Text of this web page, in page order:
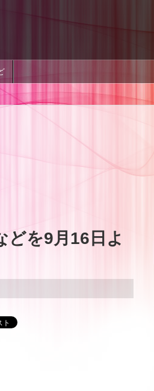
を9月16日よ